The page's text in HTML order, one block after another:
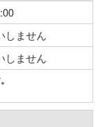
しません
しません